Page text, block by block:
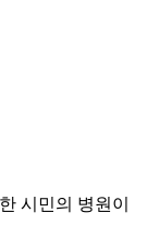
시민의 병원이